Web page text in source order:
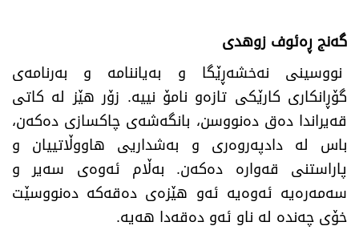
گەنج ڕەئوف زوهدی
نووسینی نەخشەڕێگا و بەیاننامە و بەرنامەی
گۆڕانکاری کارێکی تازەو نامۆ نییە. زۆر هێز لە کاتی
قەیراندا دەق دەنووسن، بانگەشەی چاکسازی دەکەن،
باس لە دادپەروەری و بەشداریی هاووڵاتییان و
پاراستنی قەوارە دەکەن. بەڵام ئەوەی سەیر و
سەمەرەیە ئەوەیە ئەو هێزەی دەقەکە دەنووسێت
خۆی چەندە لە ناو ئەو دەقەدا هەیە.